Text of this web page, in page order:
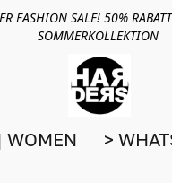
FASHION SALE! 50%
SOMMERKOLLEKTION
WOMEN >